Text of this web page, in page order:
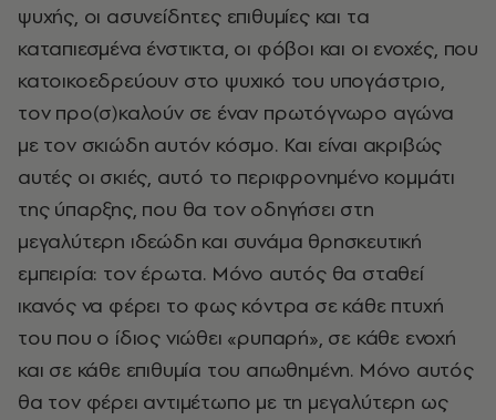
ψυχής, οι ασυνείδητες επιθυμίες και τα
καταπιεσμένα ένστικτα, οι φόβοι και οι ενοχές, που
κατοικοεδρεύουν στο ψυχικό του υπογάστριο,
τον προ(σ)καλούν σε έναν πρωτόγνωρο αγώνα
με τον σκιώδη αυτόν κόσμο. Και είναι ακριβώς
αυτές οι σκιές, αυτό το περιφρονημένο κομμάτι
της ύπαρξης, που θα τον οδηγήσει στη
μεγαλύτερη ιδεώδη και συνάμα θρησκευτική
εμπειρία: τον έρωτα. Μόνο αυτός θα σταθεί
ικανός να φέρει το φως κόντρα σε κάθε πτυχή
του που ο ίδιος νιώθει «ρυπαρή», σε κάθε ενοχή
και σε κάθε επιθυμία του απωθημένη. Μόνο αυτός
θα τον φέρει αντιμέτωπο με τη μεγαλύτερη ως